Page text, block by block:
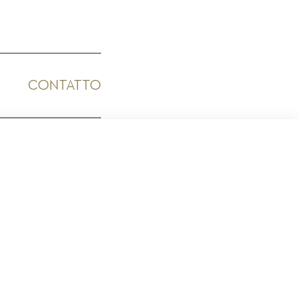
CONTATTO